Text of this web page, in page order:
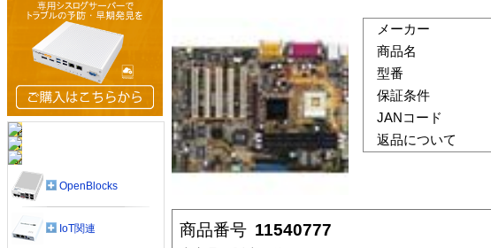
メーカー
商品名
型番
保証条件
JANコード
返品について
商品番号 11540777
OpenBlocks
IoT関連